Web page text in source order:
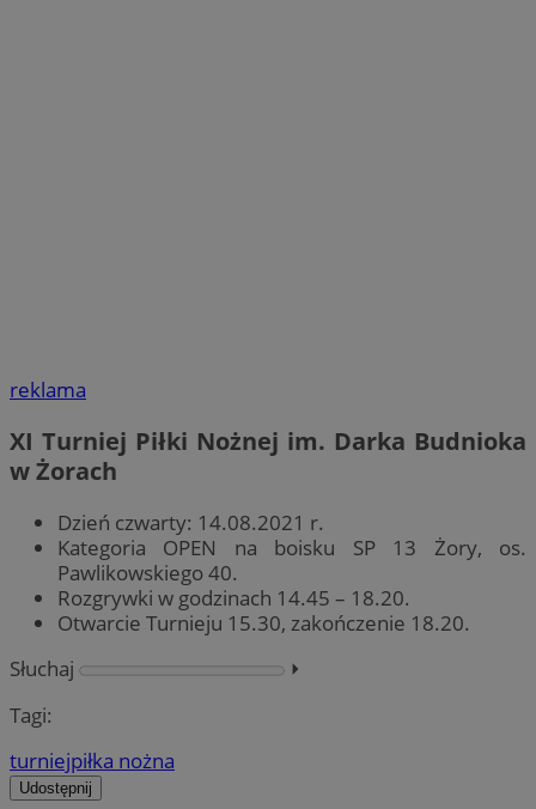
reklama
XI Turniej Piłki Nożnej im. Darka Budnioka
w Żorach
Dzień czwarty: 14.08.2021 r.
Kategoria OPEN na boisku SP 13 Żory, os.
Pawlikowskiego 40.
Rozgrywki w godzinach 14.45 – 18.20.
Otwarcie Turnieju 15.30, zakończenie 18.20.
Słuchaj
⏵︎
Tagi:
turniejpiłka nożna
Udostępnij